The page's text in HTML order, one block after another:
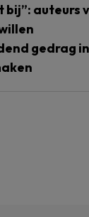
auteurs
gedrag